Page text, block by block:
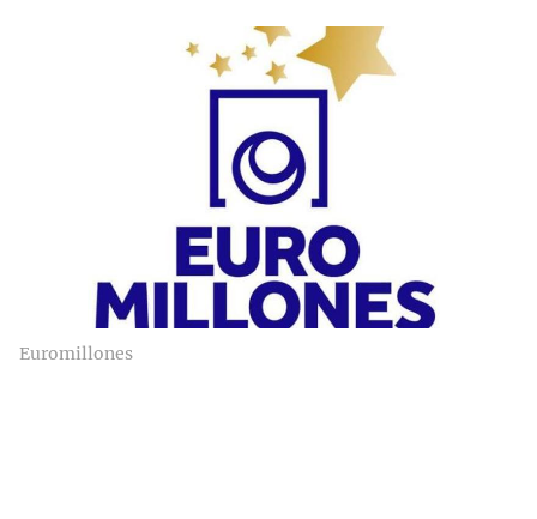
Euromillones